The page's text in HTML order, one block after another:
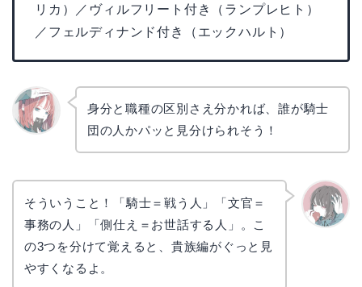
リカ）／ヴィルフリート付き（ランプレヒト）
／フェルディナンド付き（エックハルト）
身分と職種の区別さえ分かれば、誰が騎士
団の人かパッと見分けられそう！
そういうこと！「騎士＝戦う人」「文官＝
事務の人」「側仕え＝お世話する人」。こ
の3つを分けて覚えると、貴族編がぐっと見
やすくなるよ。